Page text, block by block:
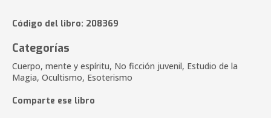
Código del libro: 208369
Categorías
Cuerpo, mente y espíritu, No ficción juvenil, Estudio de la
Magia, Ocultismo, Esoterismo
Comparte ese libro